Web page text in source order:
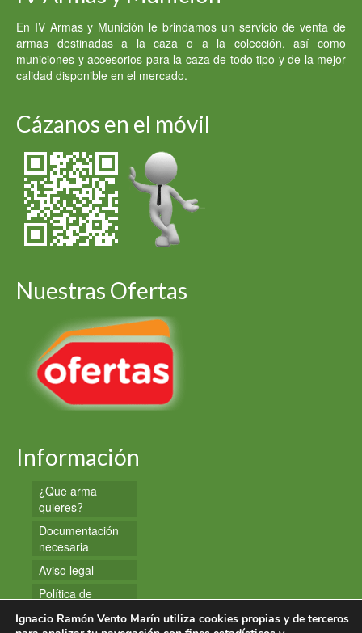
En IV Armas y Munición le brindamos un servicio de venta de
armas destinadas a la caza o a la colección, así como
municiones y accesorios para la caza de todo tipo y de la mejor
calidad disponible en el mercado.
Cázanos en el móvil
Nuestras Ofertas
Información
¿Que arma
quieres?
Documentación
necesaria
Aviso legal
Política de
privacidad
Ignacio Ramón Vento Marín utiliza cookies propias y de terceros